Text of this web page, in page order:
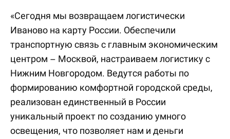
«Сегодня мы возвращаем логистически
Иваново на карту России. Обеспечили
транспортную связь с главным экономическим
центром – Москвой, настраиваем логистику с
Нижним Новгородом. Ведутся работы по
формированию комфортной городской среды,
реализован единственный в России
уникальный проект по созданию умного
освещения, что позволяет нам и деньги